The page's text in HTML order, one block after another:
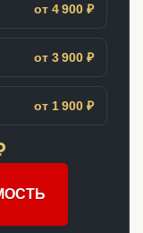
от 4 900 ₽
от 3 900 ₽
от 1 900 ₽